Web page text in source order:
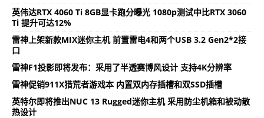
英伟达RTX 4060 Ti 8GB显卡跑分曝光 1080p测试中比RTX 3060
Ti 提升可达12%
雷神上架新款MIX迷你主机 前置雷电4和两个USB 3.2 Gen2*2接
口
雷神F1投影即将发布：采用了半透赛博风设计 支持4K分辨率
雷神促销911X猎荒者游戏本 内置双内存插槽和双SSD插槽
英特尔即将推出NUC 13 Rugged迷你主机 采用防尘机箱和被动散
热设计